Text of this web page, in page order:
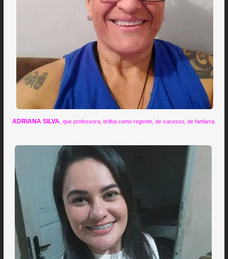
ADRIANA SILVA , que professora, brilha como regente, de sucesso, de fanfarra.